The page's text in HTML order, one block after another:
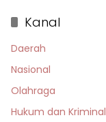
Kanal
Daerah
Nasional
Olahraga
Hukum dan Kriminal